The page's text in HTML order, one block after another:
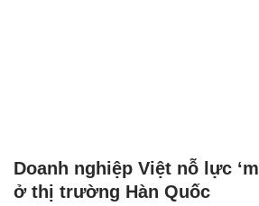
Doanh nghiệp Việt nỗ lực
ở thị trường Hàn Quốc